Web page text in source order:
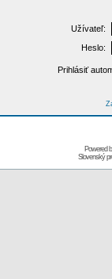
Užívateľ:
Heslo:
Prihlásiť
Powered
Slovenský